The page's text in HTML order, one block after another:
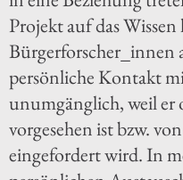
Projekt auf das Wissen
Bürgerforscher_innen
persönliche Kontakt
unumgänglich, weil
vorgesehen ist bzw.
eingefordert wird. In